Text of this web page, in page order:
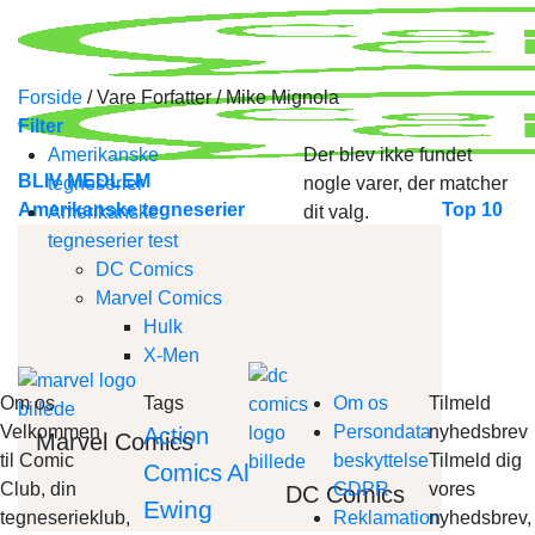
BLIV MEDLEM
Amerikanske tegneserier
Marvel Comics
DC Comics
Top 10
Forside /Vare Forfatter/Mike Mignola
Filter
Amerikanske
tegneserier
Amerikanske
tegneserier test
DC Comics
Marvel Comics
Hulk
X-Men
Der blev ikke fundet
nogle varer, der matcher
dit valg.
Om os
Velkommen
til Comic
Club, din
tegneserieklub,
Tags
Action
Comics Al
Ewing
Om os
Persondata
beskyttelse
GDPR
Reklamation
Tilmeld
nyhedsbrev
Tilmeld dig
vores
nyhedsbrev,